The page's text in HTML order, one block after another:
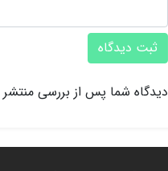
ثبت دیدگاه
دیدگاه شما پس از بررسی